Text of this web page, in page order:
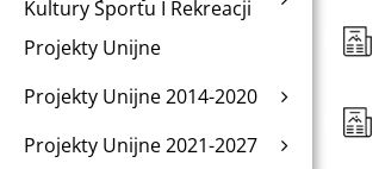
Kultury Sportu I Rekreacji
Projekty Unijne
Projekty Unijne 2014-2020
Projekty Unijne 2021-2027